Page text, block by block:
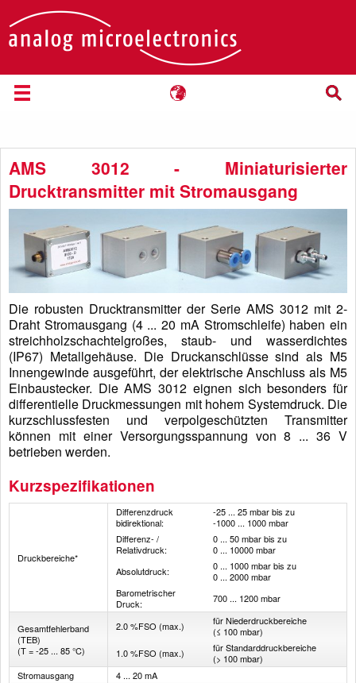
AMS 3012 - Miniaturisierter
Drucktransmitter mit Stromausgang
Die robusten Drucktransmitter der Serie AMS 3012 mit 2-
Draht Stromausgang (4 ... 20 mA Stromschleife) haben ein
streichholzschachtelgroßes, staub- und wasserdichtes
(IP67) Metallgehäuse. Die Druckanschlüsse sind als M5
Innengewinde ausgeführt, der elektrische Anschluss als M5
Einbaustecker. Die AMS 3012 eignen sich besonders für
differentielle Druckmessungen mit hohem Systemdruck. Die
kurzschlussfesten und verpolgeschützten Transmitter
können mit einer Versorgungsspannung von 8 ... 36 V
betrieben werden.
Kurzspezifikationen
Druck­bereiche*
Differenzdruck
bidirektional:
-25 ... 25 mbar bis zu
-1000 ... 1000 mbar
Differenz- /
Relativdruck:
0 ... 50 mbar bis zu
0 ... 10000 mbar
Absolutdruck:
0 ... 1000 mbar bis zu
0 ... 2000 mbar
Barometrischer
Druck:
700 ... 1200 mbar
Gesamt­fehler­band
(TEB)
(T = -25 ... 85 °C)
2.0 %FSO (max.)
für Niederdruckbereiche
(≤ 100 mbar)
1.0 %FSO (max.)
für Standarddruckbereiche
(> 100 mbar)
Stromausgang
4 ... 20 mA